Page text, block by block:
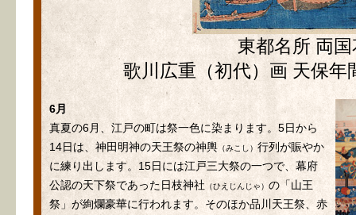
東都名所 両
歌川広重（初代）画 天保
6月
真夏の6月、江戸の町は祭一色に染まります。5日から
14日は、神田明神の天王祭の神輿 （みこし） 行列が賑やか
に練り出します。15日には江戸三大祭の一つで、幕府
公認の天下祭であった日枝神社 （ひえじんじゃ） の「山王
祭」が絢爛豪華に行われます。そのほか品川天王祭、赤